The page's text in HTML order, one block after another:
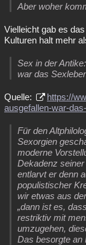
Aber woher
Vielleicht gab es
Kulturen halt mehr
Sex in der
war das
Quelle:
https://
ausgefallen-war-
Für den
Sexorgien
moderne
Dekadenz
entlarvt er denn
populistischer
wir etwas aus
„dann ist es,
restriktiv mit
umzugehen,
Das besorgte an